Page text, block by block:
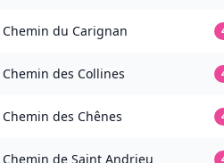
Chemin du Carignan
Chemin des Collines
Chemin des Chênes
Chemin de Saint Andrieu